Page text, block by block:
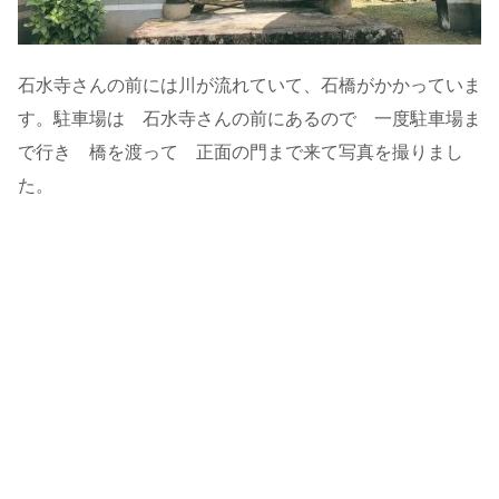
石水寺さんの前には川が流れていて、石橋がかかっていま
す。駐車場は 石水寺さんの前にあるので 一度駐車場ま
で行き 橋を渡って 正面の門まで来て写真を撮りまし
た。